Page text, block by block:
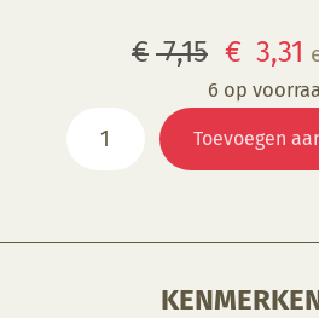
€ 7,15
prijs
was:
€ 7,15.
€ 3,31
6 op
aantal
Toevoegen